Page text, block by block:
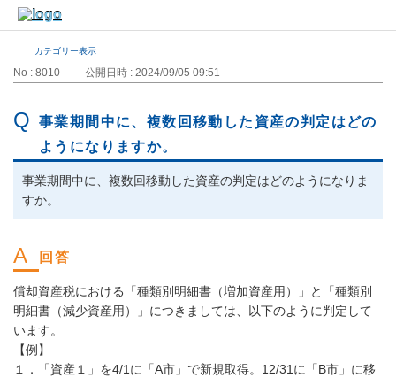
カテゴリー表示
No : 8010 公開日時 : 2024/09/05 09:51
事業期間中に、複数回移動した資産の判定はどの
ようになりますか。
事業期間中に、複数回移動した資産の判定はどのようになりま
すか。
償却資産税における「種類別明細書（増加資産用）」と「種類別
明細書（減少資産用）」につきましては、以下のように判定して
います。
【例】
１．「資産１」を4/1に「A市」で新規取得。12/31に「B市」に移